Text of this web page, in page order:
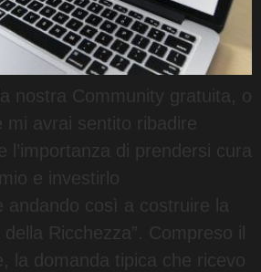
nostra Community gratuita, o
mi avrai sentito ribadire
l’importanza di prendersi cura
e investirlo
andando così a costruire la
della Ricchezza”. Compreso il
la domanda tipica che ricevo